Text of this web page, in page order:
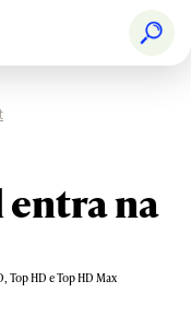
entra na
Top HD e Top HD Max